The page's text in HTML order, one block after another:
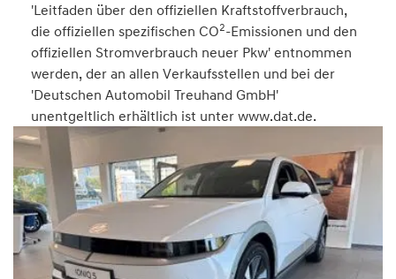
'Leitfaden über den offiziellen Kraftstoffverbrauch,
die offiziellen spezifischen CO2-Emissionen und den
offiziellen Stromverbrauch neuer Pkw' entnommen
werden, der an allen Verkaufsstellen und bei der
'Deutschen Automobil Treuhand GmbH'
unentgeltlich erhältlich ist unter www.dat.de.